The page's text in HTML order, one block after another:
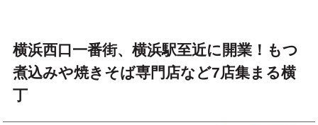
横浜西口一番街、横浜駅至近に開業！もつ
煮込みや焼きそば専門店など7店集まる横
丁